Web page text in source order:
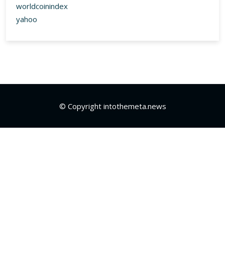
worldcoinindex
yahoo
© Copyright intothemeta.news